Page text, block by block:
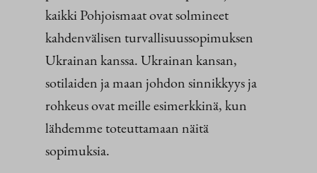
kaikki Pohjoismaat ovat solmineet
kahdenvälisen turvallisuussopimuksen
Ukrainan kanssa. Ukrainan kansan,
sotilaiden ja maan johdon sinnikkyys ja
rohkeus ovat meille esimerkkinä, kun
lähdemme toteuttamaan näitä
sopimuksia.